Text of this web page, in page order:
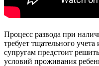
Процесс развода при
требует тщательного
супругам предстоит
условий проживания